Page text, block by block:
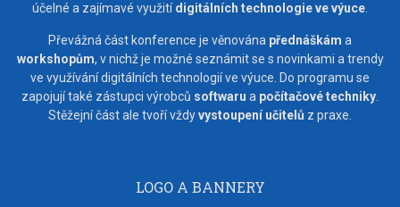
účelné a zajímavé využitídigitálních technologie ve výuce
Převážná část konference je věnována přednáškám a
workshopům, v nichž je možné seznámit se s novinkami a trendy
ve využívání digitálních technologií ve výuce. Do programu se
zapojují také zástupci výrobců softwaru a počítačové techniky
Stěžejní část ale tvoří vždyvystoupení učitelů z praxe.
LOGO A BANNERY